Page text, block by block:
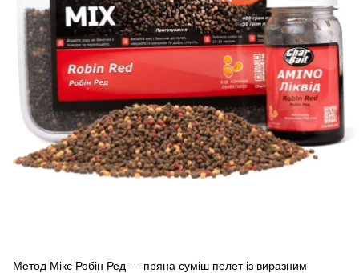
Метод Мікс Робін Ред — пряна суміш пелет із виразним